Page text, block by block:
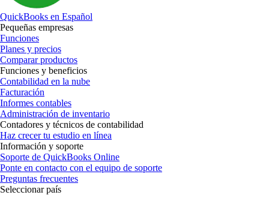
QuickBooks en Español
Pequeñas empresas
Funciones
Planes y precios
Comparar productos
Funciones y beneficios
Contabilidad en la nube
Facturación
Informes contables
Administración de inventario
Contadores y técnicos de contabilidad
Haz crecer tu estudio en línea
Información y soporte
Soporte de QuickBooks Online
Ponte en contacto con el equipo de soporte
Preguntas frecuentes
Seleccionar país